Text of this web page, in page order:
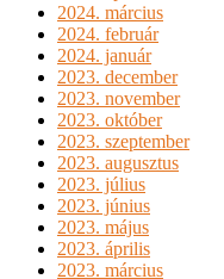
2024. március
2024. február
2024. január
2023. december
2023. november
2023. október
2023. szeptember
2023. augusztus
2023. július
2023. június
2023. május
2023. április
2023. március